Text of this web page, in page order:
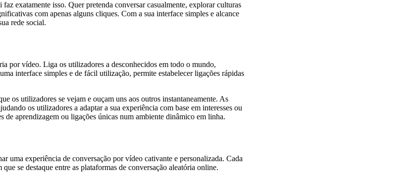
exatamente isso. Quer pretenda conversar casualmente, explorar culturas
com apenas alguns cliques. Com a sua interface simples e alcance
rede social.
por vídeo. Liga os utilizadores a desconhecidos em todo o mundo,
interface simples e de fácil utilização, permite estabelecer ligações rápidas
os utilizadores se vejam e ouçam uns aos outros instantaneamente. As
os utilizadores a adaptar a sua experiência com base em interesses ou
de aprendizagem ou ligações únicas num ambiente dinâmico em linha.
uma experiência de conversação por vídeo cativante e personalizada. Cada
se destaque entre as plataformas de conversação aleatória online.